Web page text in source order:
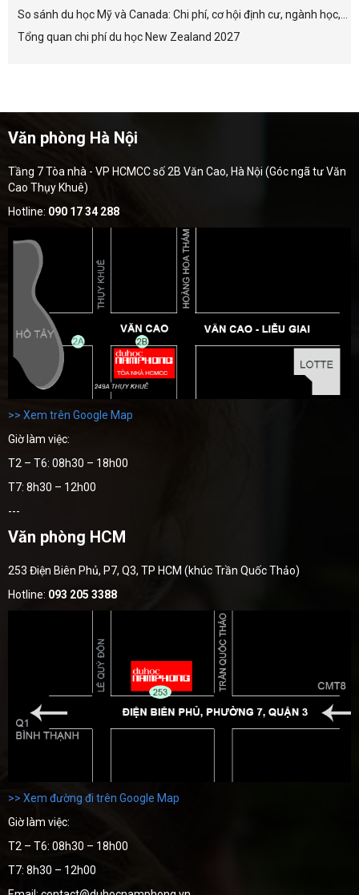
So sánh du học Mỹ và Canada: Chi phí, cơ hội định cư, ngành học,...
Tổng quan chi phí du học New Zealand 2027
Văn phòng Hà Nội
Tầng 7 Tòa nhà - VP HCMCC số 2B Văn Cao, Hà Nội (Góc ngã tư Văn
Cao Thụy Khuê)
Hotline: 090 17 34 288
>> Xem trên Google Map
Giờ làm việc:
T2 – T6: 08h30 – 18h00
T7: 8h30 – 12h00
---
Văn phòng HCM
253 Điện Biên Phủ, P7, Q3, TP HCM (khúc Trần Quốc Thảo)
Hotline: 093 205 3388
>> Xem đường đi trên Google Map
Giờ làm việc:
T2 – T6: 08h30 – 18h00
T7: 8h30 – 12h00